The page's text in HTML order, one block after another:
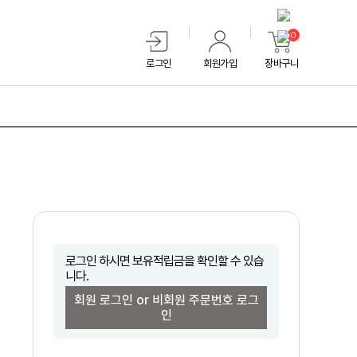
로그인 회원가입
0
장바구니
로그인 하시면 보유적립금을 확인할 수 있습
니다.
회원 로그인 or 비회원 주문번호 로그
인